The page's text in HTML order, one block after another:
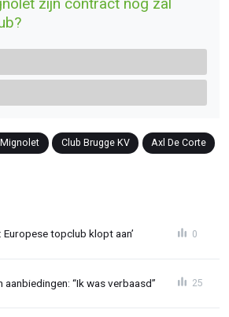
Club Brugge KV Axl De Corte
Europese topclub klopt aan’ 0
“Ik was verbaasd” 25